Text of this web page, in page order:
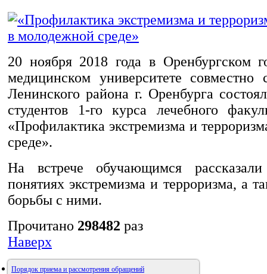
20 ноября 2018 года в Оренбургском
медицинском университете совместно
Ленинского района г. Оренбурга
студентов 1-го курса лечебного
«Профилактика экстремизма и
среде».
На встрече обучающимся
понятиях экстремизма и терроризма, а
борьбы с ними.
Прочитано 298482 раз
Наверх
Порядок приема и рассмотрения обращений